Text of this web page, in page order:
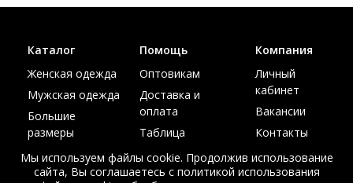
Каталог
Женская одежда
Мужская одежда
Большие
размеры
Акции
Помощь
Оптовикам
Доставка и
оплата
Таблица
Компания
Личный
кабинет
Вакансии
Контакты
Мы используем файлы cookie. Продолжив использование
сайта, Вы соглашаетесь с политикой использования